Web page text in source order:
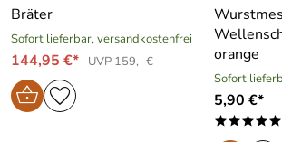
Bräter
Sofort lieferbar, versandkostenfrei
144,95 €* UVP 159,- €
orange
Sofort
5,90 €*
*****